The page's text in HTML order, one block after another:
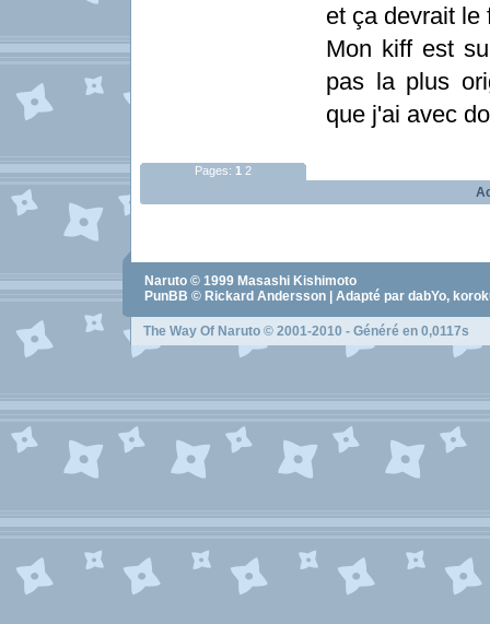
et ça devrait le
Mon kiff est
pas la plus
que j'ai avec
Pages: 1 2
Naruto © 1999 Masashi Kishimoto
PunBB © Rickard Andersson | Adapté par dabYo,
The Way Of Naruto © 2001-2010 - Généré en 0,0117s